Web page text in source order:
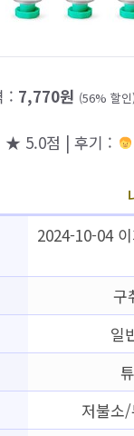
: 7,770원 (56% 할인)
★ 5.0점 | 후기 :
2024-10-04
구
일
저불소